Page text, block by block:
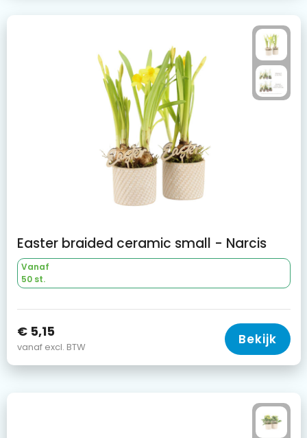
Easter braided ceramic small - Narcis
Vanaf
50 st.
€ 5,15
vanaf excl. BTW Bekijk